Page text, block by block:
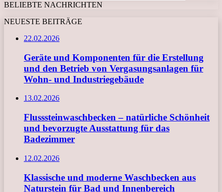
BELIEBTE NACHRICHTEN
NEUESTE BEITRÄGE
22.02.2026
Geräte und Komponenten für die Erstellung
und den Betrieb von Vergasungsanlagen für
Wohn- und Industriegebäude
13.02.2026
Flusssteinwaschbecken – natürliche Schönheit
und bevorzugte Ausstattung für das
Badezimmer
12.02.2026
Klassische und moderne Waschbecken aus
Naturstein für Bad und Innenbereich